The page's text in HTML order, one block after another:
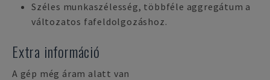
Széles munkaszélesség, többféle aggregátum a
változatos fafeldolgozáshoz.
Extra információ
A gép még áram alatt van